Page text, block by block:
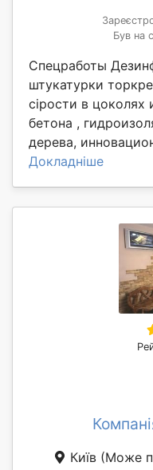
Був на
Спецработы
штукатурки
сірости в
бетона ,
дерева,
Докладніше
Київ (Може